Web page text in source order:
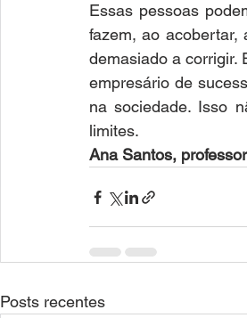
Essas pessoas
fazem, ao acobertar,
demasiado a corrigir.
empresário de
na sociedade. Isso
limites.
Ana Santos,
Posts recentes